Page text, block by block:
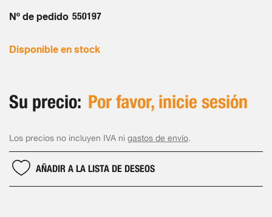
de
Nº de pedido 550197
Disponible en stock
Su precio: Por favor, inicie sesión
Los precios no incluyen IVA ni gastos de envío.
AÑADIR A LA LISTA DE DESEOS